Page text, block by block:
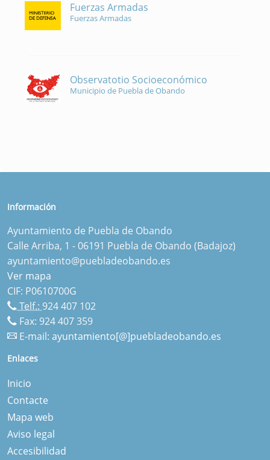
Fuerzas Armadas
Fuerzas Armadas
Observatotio Socioeconómico
Municipio de Puebla de Obando
Información
Ayuntamiento de Puebla de Obando
Calle Arriba, 1 - 06191 Puebla de Obando (Badajoz)
ayuntamiento@puebladeobando.es
Ver mapa
CIF: P0610700G
Telf.: 924 407 102
Fax: 924 407 359
E-mail: ayuntamiento[@]puebladeobando.es
Enlaces
Inicio
Contacte
Mapa web
Aviso legal
Accesibilidad